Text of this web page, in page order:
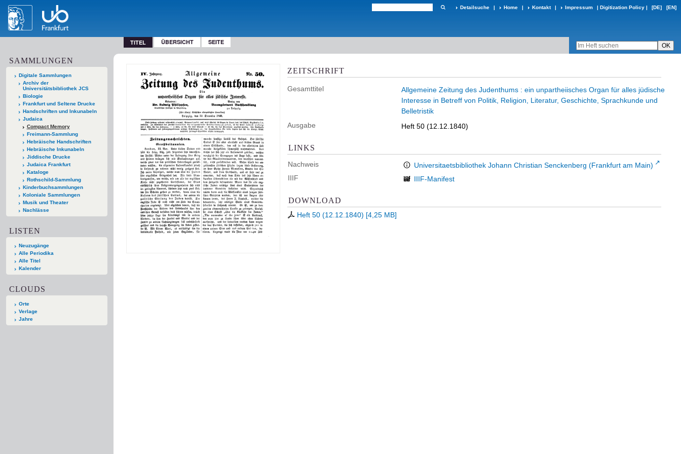
Detailsuche | Home | Kontakt | Impressum | Digitization Policy | [DE] [EN]
TITEL ÜBERSICHT SEITE
SAMMLUNGEN
Digitale Sammlungen
Archiv der
Universitätsbibliothek JCS
Biologie
Frankfurt und Seltene Drucke
Handschriften und Inkunabeln
Judaica
Compact Memory
Freimann-Sammlung
Hebräische Handschriften
Hebräische Inkunabeln
Jiddische Drucke
Judaica Frankfurt
Kataloge
Rothschild-Sammlung
Kinderbuchsammlungen
Koloniale Sammlungen
Musik und Theater
Nachlässe
LISTEN
Neuzugänge
Alle Periodika
Alle Titel
Kalender
CLOUDS
Orte
Verlage
Jahre
ZEITSCHRIFT
Gesamttitel
Allgemeine Zeitung des Judenthums : ein unpartheiisches Organ für alles jüdische
Interesse in Betreff von Politik, Religion, Literatur, Geschichte, Sprachkunde und
Belletristik
Ausgabe
Heft 50 (12.12.1840)
LINKS
Nachweis
Universitaetsbibliothek Johann Christian Senckenberg (Frankfurt am Main)
IIIF
IIIF-Manifest
DOWNLOAD
Heft 50 (12.12.1840) [4,25 MB]